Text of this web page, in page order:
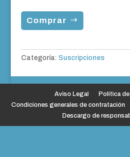
Comprar
Categoría: Suscripciones
Aviso Legal
Política
Condiciones generales de contratación
Descargo de